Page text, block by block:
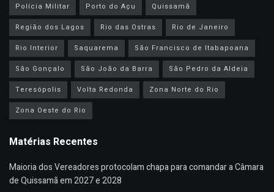
Polícia Militar
Porto do Açu
Quissamã
Região dos Lagos
Rio das Ostras
Rio de Janeiro
Rio Interior
Saquarema
São Francisco de Itabapoana
São Gonçalo
São João da Barra
São Pedro da Aldeia
Teresópolis
Volta Redonda
Zona Norte do Rio
Zona Oeste do Rio
Matérias Recentes
Maioria dos Vereadores protocolam chapa para comandar a Câmara
de Quissamã em 2027 e 2028